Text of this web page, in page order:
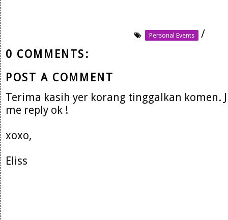
Personal Events
/
0 COMMENTS:
POST A COMMENT
Terima kasih yer korang tinggalkan komen.
me reply ok !
xoxo,
Eliss